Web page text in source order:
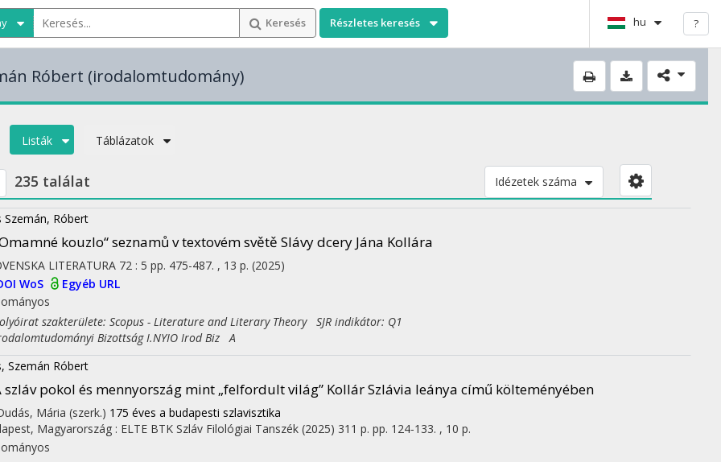
Keresés Részletes keresés hu ?
Róbert (irodalomtudomány)
Listák Táblázatok
235 találat Idézetek száma
Szemán, Róbert
kouzlo“ seznamů v textovém světě Slávy dcery Jána Kollára
LITERATURA 72 : 5 pp. 475-487. , 13 p. (2025)
WoS
Egyéb URL
szakterülete: Scopus - Literature and Literary Theory SJR indikátor: Q1
Bizottság I.NYIO Irod Biz A
Szemán Róbert
szláv pokol és mennyország mint „felfordult világ” Kollár Szlávia leánya című költeményében
Mária (szerk.) 175 éves a budapesti szlavisztika
Magyarország : ELTE BTK Szláv Filológiai Tanszék (2025) 311 p. pp. 124-133. , 10 p.